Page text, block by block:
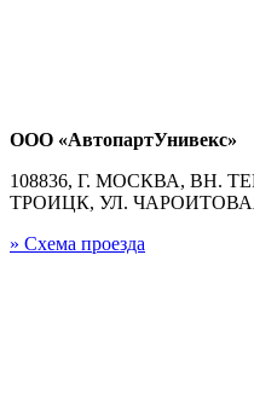
ООО «АвтопартУнивекс»
108836, Г. МОСКВА, ВН.
ТРОИЦК, УЛ.
» Схема проезда